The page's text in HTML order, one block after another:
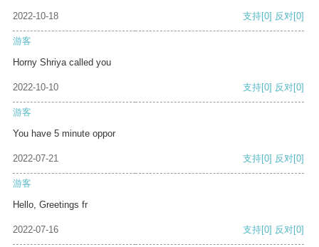
2022-10-18 支持[0] 反对[0]
游客
Horny Shriya called you
2022-10-10 支持[0] 反对[0]
游客
You have 5 minute oppor
2022-07-21 支持[0] 反对[0]
游客
Hello, Greetings fr
2022-07-16 支持[0] 反对[0]